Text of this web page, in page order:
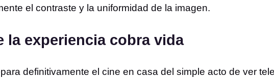
el contraste y la uniformidad de la imagen.
la experiencia cobra vida
definitivamente el cine en casa del simple acto de ver